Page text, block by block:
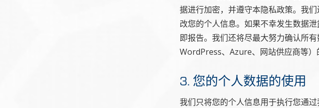
据进行加密，并遵守本隐私政策。我
改您的个人信息。如果不幸发生数据
即报告。我们还将尽最大努力确认所
WordPress、Azure、网站供应商等）
3. 您的个人数据的使用
我们只将您的个人信息用于执行您通